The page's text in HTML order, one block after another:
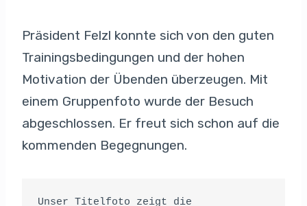
Präsident Felzl konnte sich von den guten
Trainingsbedingungen und der hohen
Motivation der Übenden überzeugen. Mit
einem Gruppenfoto wurde der Besuch
abgeschlossen. Er freut sich schon auf die
kommenden Begegnungen.
Unser Titelfoto zeigt die